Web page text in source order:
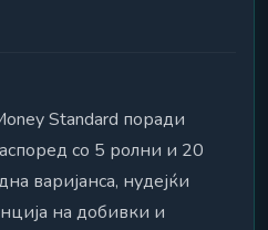
Standard поради
со 5 ролни и 20
варијанса, нудејќи
на добивки и